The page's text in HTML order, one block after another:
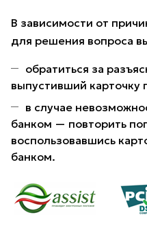
В зависимости от
для решения вопроса
обратиться за
выпустивший карточку
в случае
банком — повторить
воспользовавшись
банком.